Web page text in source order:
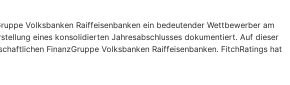
Volksbanken Raiffeisenbanken ein bedeutender Wettbewerber am
eines konsolidierten Jahresabschlusses dokumentiert. Auf dieser
FinanzGruppe Volksbanken Raiffeisenbanken. FitchRatings hat